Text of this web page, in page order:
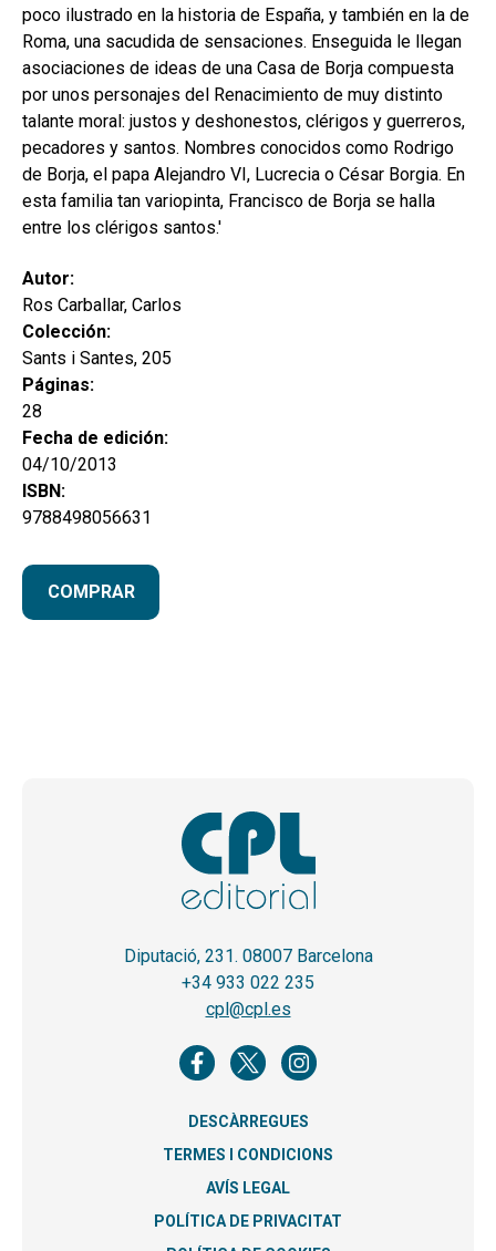
poco ilustrado en la historia de España, y también en la de
Roma, una sacudida de sensaciones. Enseguida le llegan
asociaciones de ideas de una Casa de Borja compuesta
por unos personajes del Renacimiento de muy distinto
talante moral: justos y deshonestos, clérigos y guerreros,
pecadores y santos. Nombres conocidos como Rodrigo
de Borja, el papa Alejandro VI, Lucrecia o César Borgia. En
esta familia tan variopinta, Francisco de Borja se halla
entre los clérigos santos.'
Autor:
Ros Carballar, Carlos
Colección:
Sants i Santes, 205
Páginas:
28
Fecha de edición:
04/10/2013
ISBN:
9788498056631
COMPRAR
Diputació, 231. 08007 Barcelona
+34 933 022 235
cpl@cpl.es
DESCÀRREGUES
TERMES I CONDICIONS
AVÍS LEGAL
POLÍTICA DE PRIVACITAT